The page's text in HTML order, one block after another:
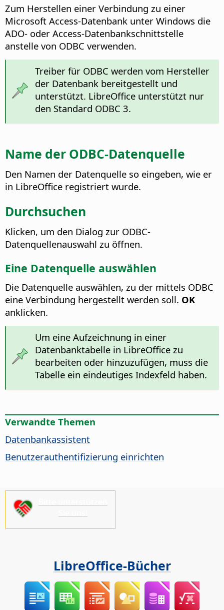
Zum Herstellen einer Verbindung zu einer
Microsoft Access-Datenbank unter Windows die
ADO- oder Access-Datenbankschnittstelle
anstelle von ODBC verwenden.
Treiber für ODBC werden vom Hersteller
der Datenbank bereitgestellt und
unterstützt. LibreOffice unterstützt nur
den Standard ODBC 3.
Name der ODBC-Datenquelle
Den Namen der Datenquelle so eingeben, wie er
in LibreOffice registriert wurde.
Durchsuchen
Klicken, um den Dialog zur ODBC-
Datenquellenauswahl zu öffnen.
Eine Datenquelle auswählen
Die Datenquelle auswählen, zu der mittels ODBC
eine Verbindung hergestellt werden soll. OK
anklicken.
Um eine Aufzeichnung in einer
Datenbanktabelle in LibreOffice zu
bearbeiten oder hinzuzufügen, muss die
Tabelle ein eindeutiges Indexfeld haben.
Verwandte Themen
Datenbankassistent
Benutzerauthentifizierung einrichten
LibreOffice-Bücher